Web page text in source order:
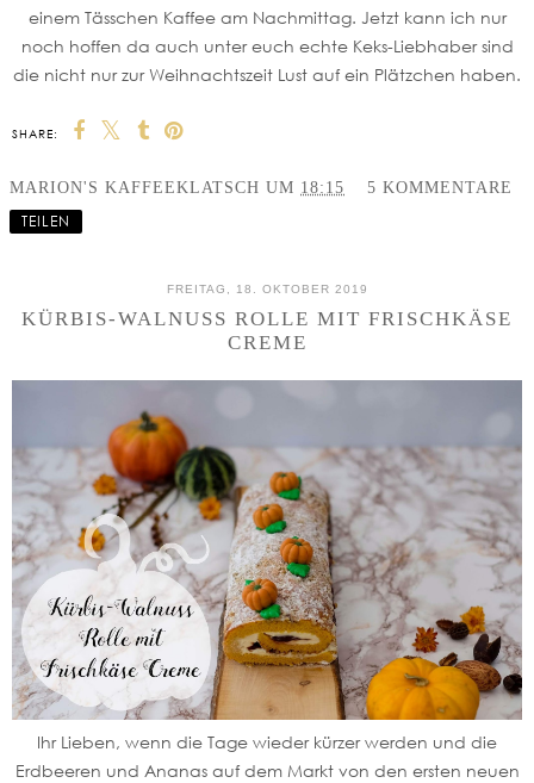
einem Tässchen Kaffee am Nachmittag. Jetzt kann ich nur
noch hoffen da auch unter euch echte Keks-Liebhaber sind
die nicht nur zur Weihnachtszeit Lust auf ein Plätzchen haben.
SHARE:
MARION'S KAFFEEKLATSCH UM 18:15 5 KOMMENTARE
TEILEN
FREITAG, 18. OKTOBER 2019
KÜRBIS-WALNUSS ROLLE MIT FRISCHKÄSE
CREME
Ihr Lieben, wenn die Tage wieder kürzer werden und die
Erdbeeren und Ananas auf dem Markt von den ersten neuen